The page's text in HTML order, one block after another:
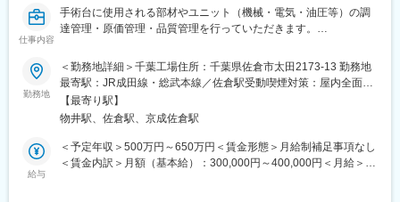
医療機関の開業や建て替えはドクターにとって大きなプロジェク
ト。打ち合わせ段階から関わり、想いや診療方針を形にしてい
があります（平均約30日/年）。
■休日出勤の場合は、原則、振替休暇を取得頂きます。修理の場合
【対象エリア】
■首都圏・北関東圏の対応を中心とします。
■千葉勤務はフィールドサービス部門の本社機能を有しているた
す。
仕事内容
手術台に使用される部材やユニット（機械・電気・油圧等）の調
達管理・原価管理・品質管理を行っていただきます。
スシェア製品を持つ安定企業です。
自社設計したパーツやユニットを外注することも多く、小ロット
かつ多品種の部材を扱います。
発注先の選定から発注先への品質面の要請、納品時の品質チェッ
クまで携わります。
単なる在庫補充や流れ発注ではない、メーカーにおける購買職務
の醍醐味、やりがいが味わえる仕事です。
勤務地
＜勤務地詳細＞千葉工場住所：千葉県佐倉市太田2173-13 勤務地
最寄駅：JR成田線・総武本線／佐倉駅受動喫煙対策：屋内全面禁
煙変更の範囲：会社の定める事業所
【最寄り駅】
物井駅、佐倉駅、京成佐倉駅
給与
＜予定年収＞500万円～650万円＜賃金形態＞月給制補足事項なし
＜賃金内訳＞月額（基本給）：300,000円～400,000円＜月給＞